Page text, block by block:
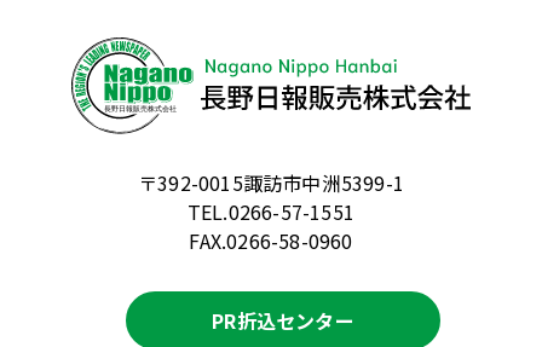
〒392-0015諏訪市中洲5399-1
TEL.0266-57-1551
FAX.0266-58-0960
PR折込センター